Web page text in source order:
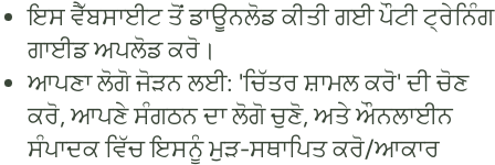
ਇਸ ਵੈੱਬਸਾਈਟ ਤੋਂ ਡਾਊਨਲੋਡ ਕੀਤੀ ਗਈ ਪੌਟੀ ਟ੍ਰੇਨਿੰਗ
ਗਾਈਡ ਅਪਲੋਡ ਕਰੋ।
ਆਪਣਾ ਲੋਗੋ ਜੋੜਨ ਲਈ: 'ਚਿੱਤਰ ਸ਼ਾਮਲ ਕਰੋ' ਦੀ ਚੋਣ
ਕਰੋ, ਆਪਣੇ ਸੰਗਠਨ ਦਾ ਲੋਗੋ ਚੁਣੋ, ਅਤੇ ਔਨਲਾਈਨ
ਸੰਪਾਦਕ ਵਿੱਚ ਇਸਨੂੰ ਮੁੜ-ਸਥਾਪਿਤ ਕਰੋ/ਆਕਾਰ